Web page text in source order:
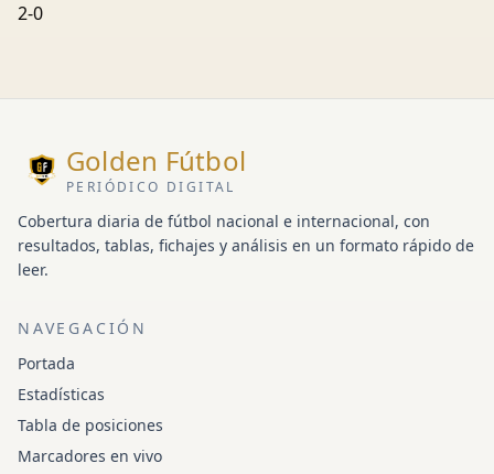
2-0
Golden Fútbol
PERIÓDICO DIGITAL
Cobertura diaria de fútbol nacional e internacional, con
resultados, tablas, fichajes y análisis en un formato rápido de
leer.
NAVEGACIÓN
Portada
Estadísticas
Tabla de posiciones
Marcadores en vivo